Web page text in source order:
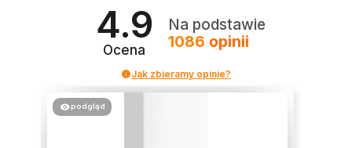
4.9
Ocena
Na podstawie
1086 opinii
Jak zbieramy opinie?
podgląd